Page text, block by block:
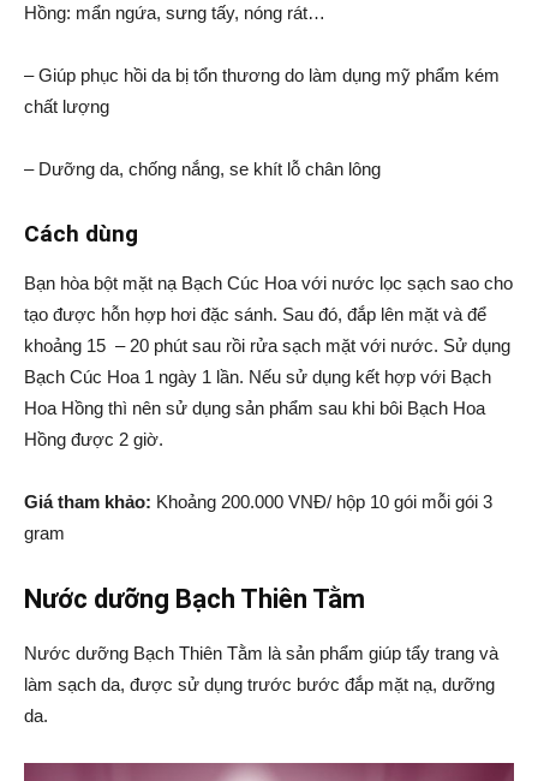
Hồng: mẩn ngứa, sưng tấy, nóng rát…
– Giúp phục hồi da bị tổn thương do làm dụng mỹ phẩm kém
chất lượng
– Dưỡng da, chống nắng, se khít lỗ chân lông
Cách dùng
Bạn hòa bột mặt nạ Bạch Cúc Hoa với nước lọc sạch sao cho
tạo được hỗn hợp hơi đặc sánh. Sau đó, đắp lên mặt và để
khoảng 15 – 20 phút sau rồi rửa sạch mặt với nước. Sử dụng
Bạch Cúc Hoa 1 ngày 1 lần. Nếu sử dụng kết hợp với Bạch
Hoa Hồng thì nên sử dụng sản phẩm sau khi bôi Bạch Hoa
Hồng được 2 giờ.
Giá tham khảo: Khoảng 200.000 VNĐ/ hộp 10 gói mỗi gói 3
gram
Nước dưỡng Bạch Thiên Tằm
Nước dưỡng Bạch Thiên Tằm là sản phẩm giúp tẩy trang và
làm sạch da, được sử dụng trước bước đắp mặt nạ, dưỡng
da.